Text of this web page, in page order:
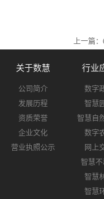
上一篇：
关于数慧
公司简介
发展历程
资质荣誉
企业文化
营业执照公示
行业
数字
智慧
智慧自
数字
网上
智慧不
智慧
智慧